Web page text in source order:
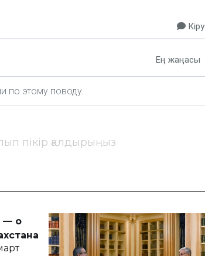
Кіру
Ең жаңасы
пікір қалдырыңыз
— о